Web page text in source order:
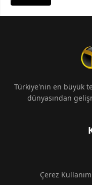
Türkiye'nin en büyük
dünyasından
Çerez